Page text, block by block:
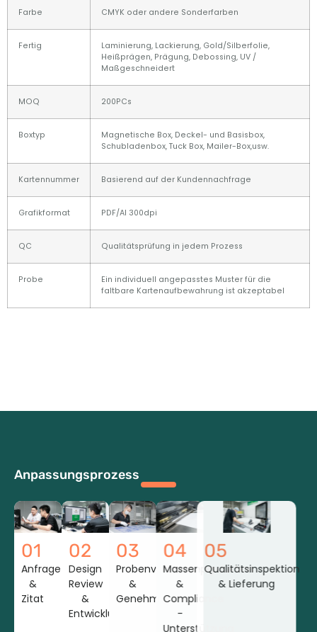
Farbe CMYK oder andere Sonderfarben
Fertig
Laminierung, Lackierung, Gold/Silberfolie,
Heißprägen, Prägung, Debossing, UV /
Maßgeschneidert
MOQ 200PCs
Boxtyp
Magnetische Box, Deckel- und Basisbox,
Schubladenbox, Tuck Box, Mailer-Box,usw.
Kartennummer Basierend auf der Kundennachfrage
Grafikformat PDF/AI 300dpi
QC Qualitätsprüfung in jedem Prozess
Probe
Ein individuell angepasstes Muster für die
faltbare Kartenaufbewahrung ist akzeptabel
Anpassungsprozess
01
Anfrage
&
Zitat
02
Design
Review
&
Entwicklung
03
Probenvorbereitung
&
Genehmigung
04
Massenproduktion
&
Compliance
-
Unterstützung
05
Qualitätsinspektion
& Lieferung